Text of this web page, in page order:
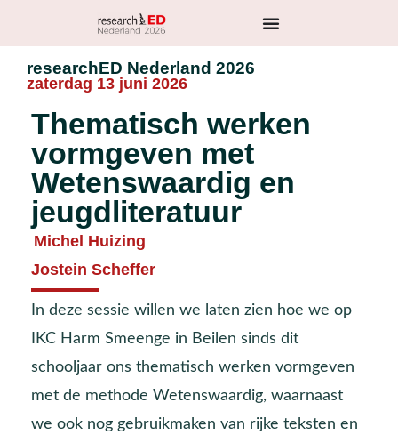
researchED Nederland 2026
zaterdag 13 juni 2026
Thematisch werken
vormgeven met
Wetenswaardig en
jeugdliteratuur
Michel Huizing
Jostein Scheffer
In deze sessie willen we laten zien hoe we op
IKC Harm Smeenge in Beilen sinds dit
schooljaar ons thematisch werken vormgeven
met de methode Wetenswaardig, waarnaast
we ook nog gebruikmaken van rijke teksten en